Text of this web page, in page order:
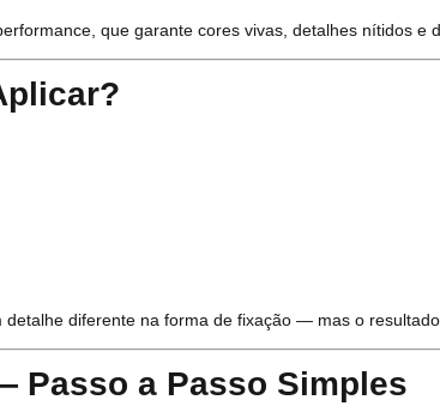
que garante cores vivas, detalhes nítidos e
detalhe diferente na forma de fixação — mas o
Passo a Passo Simples